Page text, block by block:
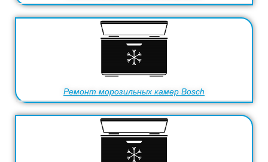
Ремонт морозильных камер Bosch